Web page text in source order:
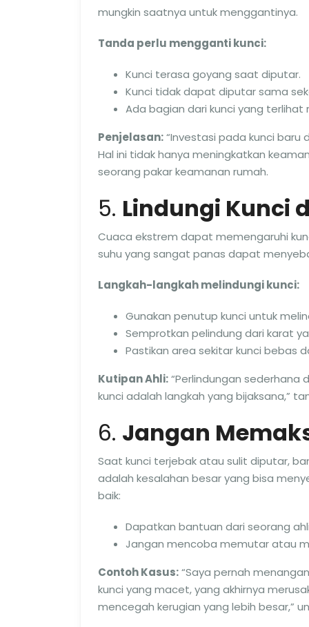
mungkin saatnya untuk menggantinya.
Tanda perlu mengganti kunci:
Kunci terasa goyang saat diputar.
Kunci tidak dapat diputar sama
Ada bagian dari kunci yang terlihat
Penjelasan:“Investasi pada kunci baru
Hal ini tidak hanya meningkatkan
seorang pakar keamanan rumah.
5. Lindungi Kunci
Cuaca ekstrem dapat memengaruhi
suhu yang sangat panas dapat
Langkah-langkah melindungi kunci:
Gunakan penutup kunci untuk
Semprotkan pelindung dari karat
Pastikan area sekitar kunci bebas
Kutipan Ahli:“Perlindungan sederhana
kunci adalah langkah yang bijaksana,”
6. Jangan
Saat kunci terjebak atau sulit diputar,
adalah kesalahan besar yang bisa
baik:
Dapatkan bantuan dari seorang
Jangan mencoba memutar atau
Contoh Kasus:“Saya pernah
kunci yang macet, yang akhirnya
mencegah kerugian yang lebih besar,”